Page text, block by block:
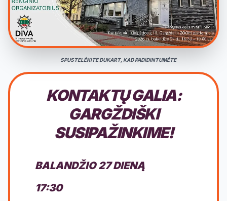
SPUSTELĖKITE DUKART, KAD PADIDINTUMĖTE
KONTAKTŲ GALIA:
GARGŽDIŠKI
SUSIPAŽINKIME!
BALANDŽIO 27 DIENĄ
17:30